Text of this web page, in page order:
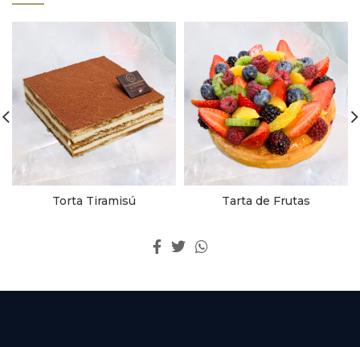
Torta Tiramisú Tarta de Frutas